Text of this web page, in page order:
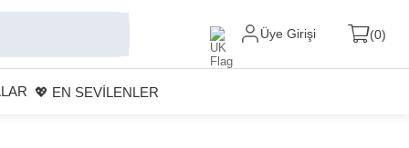
Üye Girişi 0
💖 EN SEVİLENLER